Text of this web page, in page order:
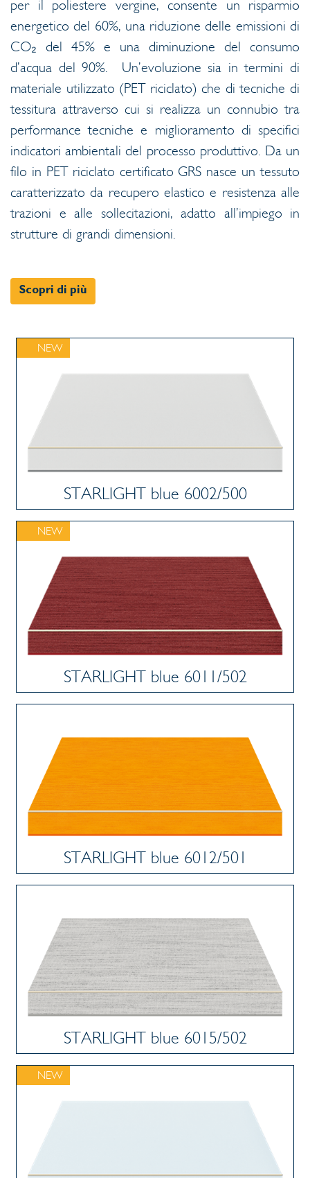
per il poliestere vergine, consente un risparmio
energetico del 60%, una riduzione delle emissioni di
CO₂ del 45% e una diminuzione del consumo
d’acqua del 90%. Un’evoluzione sia in termini di
materiale utilizzato (PET riciclato) che di tecniche di
tessitura attraverso cui si realizza un connubio tra
performance tecniche e miglioramento di specifici
indicatori ambientali del processo produttivo. Da un
filo in PET riciclato certificato GRS nasce un tessuto
caratterizzato da recupero elastico e resistenza alle
trazioni e alle sollecitazioni, adatto all’impiego in
strutture di grandi dimensioni.
Scopri di più
NEW
STARLIGHT blue 6002/500
NEW
STARLIGHT blue 6011/502
STARLIGHT blue 6012/501
STARLIGHT blue 6015/502
NEW